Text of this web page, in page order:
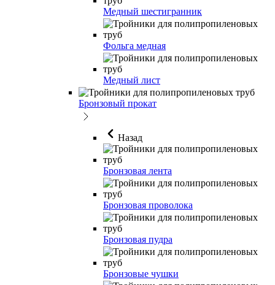
Медный шестигранник
Фольга медная
Медный лист
Бронзовый прокат
Назад
Бронзовая лента
Бронзовая проволока
Бронзовая пудра
Бронзовые чушки